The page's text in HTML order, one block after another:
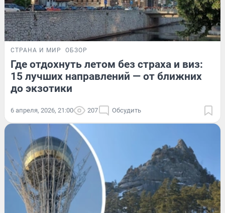
СТРАНА И МИР ОБЗОР
Где отдохнуть летом без страха и виз:
15 лучших направлений — от ближних
до экзотики
6 апреля, 2026, 21:00 207 Обсудить